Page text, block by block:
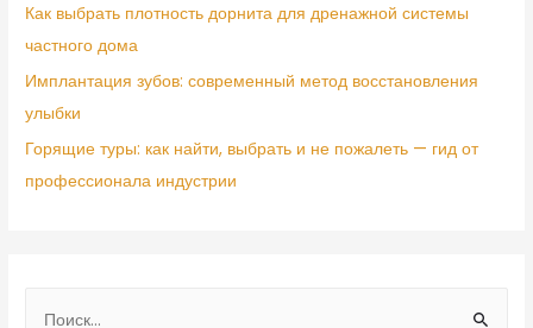
Как выбрать плотность дорнита для дренажной системы
частного дома
Имплантация зубов: современный метод восстановления
улыбки
Горящие туры: как найти, выбрать и не пожалеть — гид от
профессионала индустрии